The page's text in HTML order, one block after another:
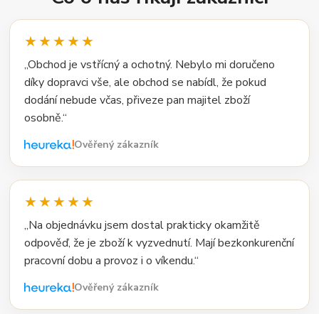
★★★★★
„Obchod je vstřícný a ochotný. Nebylo mi doručeno
díky dopravci vše, ale obchod se nabídl, že pokud
dodání nebude včas, přiveze pan majitel zboží
osobně.“
Ověřený zákazník
★★★★★
„Na objednávku jsem dostal prakticky okamžitě
odpověď, že je zboží k vyzvednutí. Mají bezkonkurenční
pracovní dobu a provoz i o víkendu.“
Ověřený zákazník